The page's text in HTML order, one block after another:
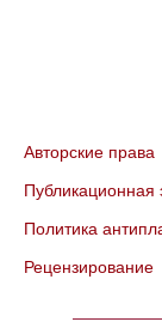
Авторские права
Публикационная
Политика
Рецензирование